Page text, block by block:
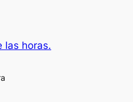
las horas.